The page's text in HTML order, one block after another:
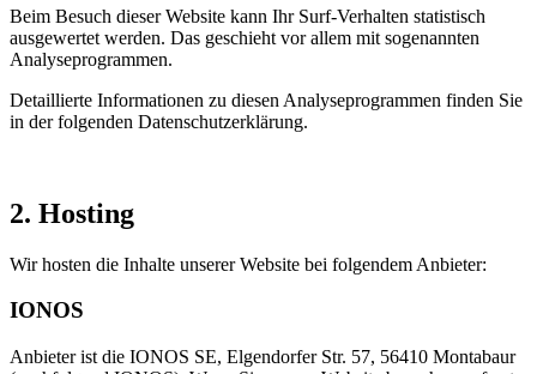
Beim Besuch dieser Website kann Ihr Surf-Verhalten statistisch
ausgewertet werden. Das geschieht vor allem mit sogenannten
Analyseprogrammen.
Detaillierte Informationen zu diesen Analyseprogrammen finden Sie
in der folgenden Datenschutzerklärung.
2. Hosting
Wir hosten die Inhalte unserer Website bei folgendem Anbieter:
IONOS
Anbieter ist die IONOS SE, Elgendorfer Str. 57, 56410 Montabaur